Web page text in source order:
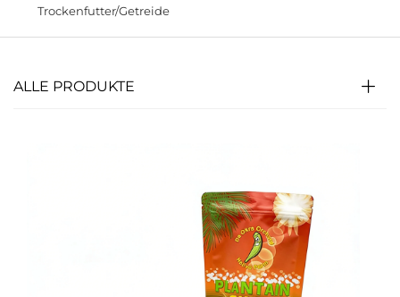
Trockenfutter/Getreide
ALLE PRODUKTE